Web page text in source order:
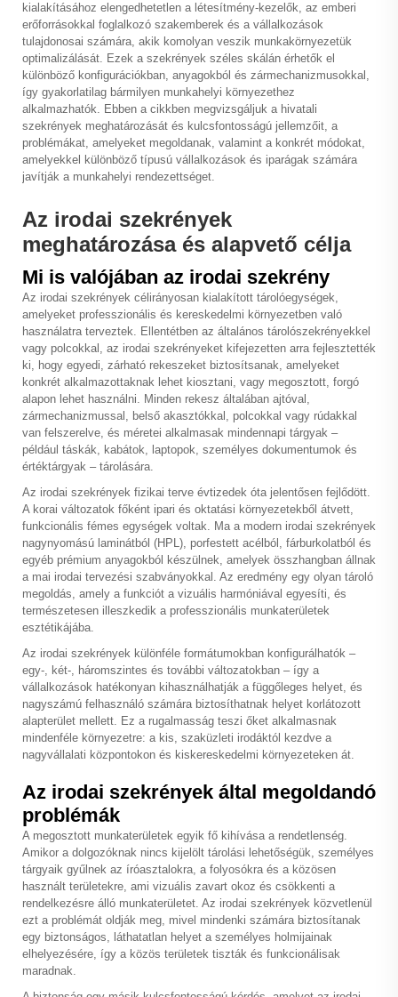
kialakításához elengedhetetlen a létesítmény-kezelők, az emberi
erőforrásokkal foglalkozó szakemberek és a vállalkozások
tulajdonosai számára, akik komolyan veszik munkakörnyezetük
optimalizálását. Ezek a szekrények széles skálán érhetők el
különböző konfigurációkban, anyagokból és zármechanizmusokkal,
így gyakorlatilag bármilyen munkahelyi környezethez
alkalmazhatók. Ebben a cikkben megvizsgáljuk a hivatali
szekrények meghatározását és kulcsfontosságú jellemzőit, a
problémákat, amelyeket megoldanak, valamint a konkrét módokat,
amelyekkel különböző típusú vállalkozások és iparágak számára
javítják a munkahelyi rendezettséget.
Az irodai szekrények
meghatározása és alapvető célja
Mi is valójában az irodai szekrény
Az irodai szekrények célirányosan kialakított tárolóegységek,
amelyeket professzionális és kereskedelmi környezetben való
használatra terveztek. Ellentétben az általános tárolószekrényekkel
vagy polcokkal, az irodai szekrényeket kifejezetten arra fejlesztették
ki, hogy egyedi, zárható rekeszeket biztosítsanak, amelyeket
konkrét alkalmazottaknak lehet kiosztani, vagy megosztott, forgó
alapon lehet használni. Minden rekesz általában ajtóval,
zármechanizmussal, belső akasztókkal, polcokkal vagy rúdakkal
van felszerelve, és méretei alkalmasak mindennapi tárgyak –
például táskák, kabátok, laptopok, személyes dokumentumok és
értéktárgyak – tárolására.
Az irodai szekrények fizikai terve évtizedek óta jelentősen fejlődött.
A korai változatok főként ipari és oktatási környezetekből átvett,
funkcionális fémes egységek voltak. Ma a modern irodai szekrények
nagynyomású laminátból (HPL), porfestett acélból, fárburkolatból és
egyéb prémium anyagokból készülnek, amelyek összhangban állnak
a mai irodai tervezési szabványokkal. Az eredmény egy olyan tároló
megoldás, amely a funkciót a vizuális harmóniával egyesíti, és
természetesen illeszkedik a professzionális munkaterületek
esztétikájába.
Az irodai szekrények különféle formátumokban konfigurálhatók –
egy-, két-, háromszintes és további változatokban – így a
vállalkozások hatékonyan kihasználhatják a függőleges helyet, és
nagyszámú felhasználó számára biztosíthatnak helyet korlátozott
alapterület mellett. Ez a rugalmasság teszi őket alkalmasnak
mindenféle környezetre: a kis, szaküzleti irodáktól kezdve a
nagyvállalati központokon és kiskereskedelmi környezeteken át.
Az irodai szekrények által megoldandó
problémák
A megosztott munkaterületek egyik fő kihívása a rendetlenség.
Amikor a dolgozóknak nincs kijelölt tárolási lehetőségük, személyes
tárgyaik gyűlnek az íróasztalokra, a folyosókra és a közösen
használt területekre, ami vizuális zavart okoz és csökkenti a
rendelkezésre álló munkaterületet. Az irodai szekrények közvetlenül
ezt a problémát oldják meg, mivel mindenki számára biztosítanak
egy biztonságos, láthatatlan helyet a személyes holmijainak
elhelyezésére, így a közös területek tiszták és funkcionálisak
maradnak.